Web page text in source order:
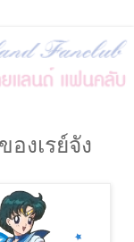
งเรย์จัง